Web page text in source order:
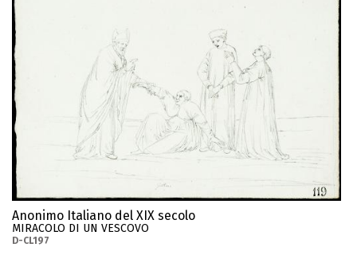
Anonimo Italiano del XIX secolo
MIRACOLO DI UN VESCOVO
D-CL197